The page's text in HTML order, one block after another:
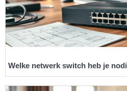
Welke netwerk switch heb je